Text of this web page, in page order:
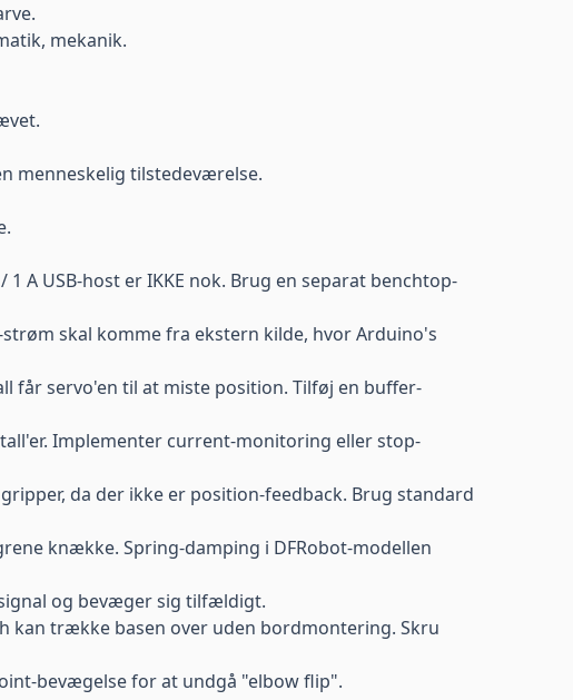
mekanik.
menneskelig tilstedeværelse.
A USB-host er IKKE nok. Brug en separat benchtop-
skal komme fra ekstern kilde, hvor Arduino's
servo'en til at miste position. Tilføj en buffer-
Implementer current-monitoring eller stop-
da der ikke er position-feedback. Brug standard
knække. Spring-damping i DFRobot-modellen
og bevæger sig tilfældigt.
kan trække basen over uden bordmontering. Skru
bevægelse for at undgå "elbow flip".